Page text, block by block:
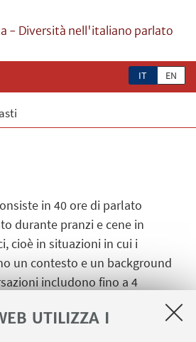
UTILIZZA I
- Diversità nell'italiano parlato
IT EN
in 40 ore di parlato
durante pranzi e cene in
cioè in situazioni in cui i
un contesto e un background
includono fino a 4
profilo educativo, professione